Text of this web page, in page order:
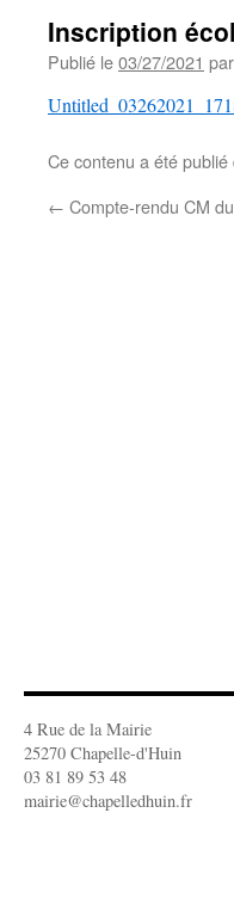
Inscription
Publié le03/27/2021 par
Ce contenu a été publié
← Compte-rendu CM
4 Rue de la Mairie
25270 Chapelle-d'Huin
03 81 89 53 48
mairie@chapelledhuin.fr